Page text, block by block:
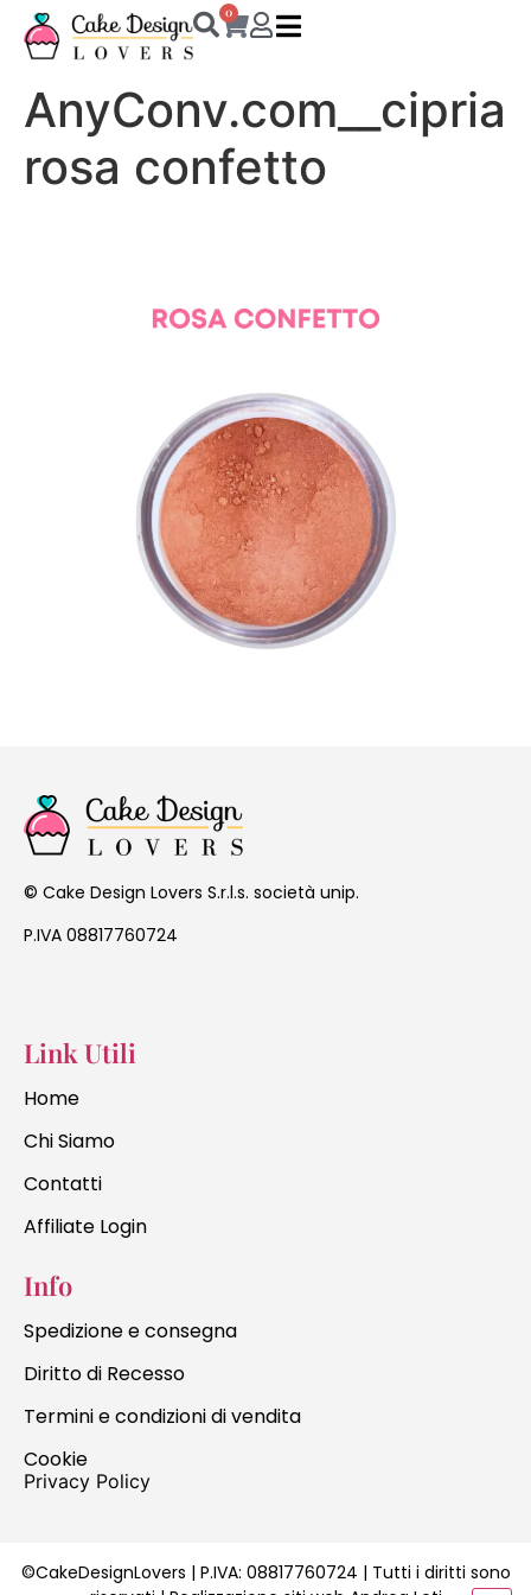
0
AnyConv.com__cipria
rosa confetto
© Cake Design Lovers S.r.l.s. società unip.
P.IVA 08817760724
Link Utili
Home
Chi Siamo
Contatti
Affiliate Login
Info
Spedizione e consegna
Diritto di Recesso
Termini e condizioni di vendita
Cookie
Privacy Policy
©CakeDesignLovers | P.IVA: 08817760724 | Tutti i diritti sono